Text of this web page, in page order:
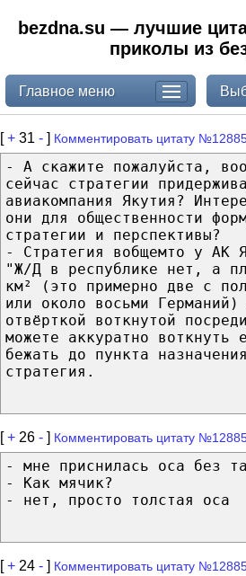
bezdna.su — лучшие
приколы из
Главное меню
[+ 31 - ] Комментировать цитату
- А скажите пожалуйста,
сейчас стратегии
авиакомпания Якутия?
они для общественности
стратегии и перспективы?
- Стратегия вобщемто у АК
"Ж/Д в республике нет, а
км² (это примерно две с
или около восьми
отвёрткой воткнутой
можете аккуратно
бежать до пункта
стратегия.
[+ 26 - ] Комментировать цитату
- мне приснилась оса без
- Как мячик?
- нет, просто толстая оса
[+ 24 - ] Комментировать цитату